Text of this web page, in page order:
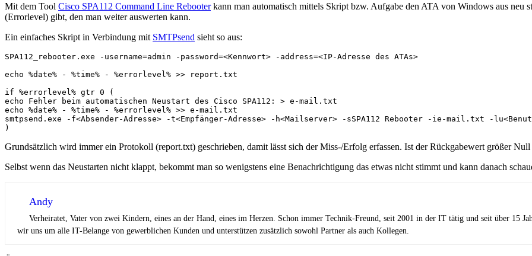
Mit dem Tool Cisco SPA112 Command Line Rebooterkann man automatisch mittels Skript bzw. Aufgabe den ATA von Windows aus neu
(Errorlevel) gibt, den man weiter auswerten kann.
Ein einfaches Skript in Verbindung mit SMTPsend sieht so aus:
SPA112_rebooter.exe -username=admin -password=<Kennwort> -address=<IP-Adresse des ATAs>
echo %date% - %time% - %errorlevel% >> report.txt
if %errorlevel% gtr 0 (
echo Fehler beim automatischen Neustart des Cisco SPA112: > e-mail.txt
echo %date% - %time% - %errorlevel% >> e-mail.txt
smtpsend.exe -f<Absender-Adresse> -t<Empfänger-Adresse> -h<Mailserver> -sSPA112 Rebooter -ie-mail.txt -
)
Grundsätzlich wird immer ein Protokoll (report.txt) geschrieben, damit lässt sich der Miss-/Erfolg erfassen. Ist der Rückgabewert größer
Selbst wenn das Neustarten nicht klappt, bekommt man so wenigstens eine Benachrichtigung das etwas nicht stimmt und kann danach
Andy
Verheiratet, Vater von zwei Kindern, eines an der Hand, eines im Herzen. Schon immer Technik-Freund, seit 2001 in der IT tätig und seit über 15
wir uns um alle IT-Belange von gewerblichen Kunden und unterstützen zusätzlich sowohl Partner als auch Kollegen.